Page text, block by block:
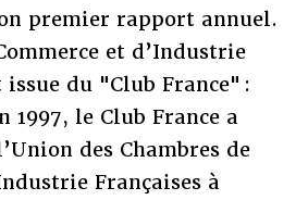
premier rapport annuel.
et d’Industrie
du "Club France" :
1997, le Club France a
des Chambres de
Françaises à